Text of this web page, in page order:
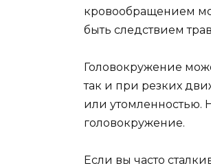
кровообращением
быть следствием
Головокружение
так и при резких
или утомленностью.
головокружение.
Если вы часто